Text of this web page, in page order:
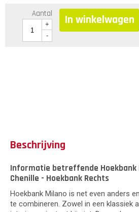
Aantal
+
-
In winkelwagen
Beschrijving
Informatie betreffende Hoekbank
Chenille - Hoekbank Rechts
Hoekbank Milano is net even anders
te combineren. Zowel in een klassiek